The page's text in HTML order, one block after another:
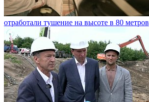
отработали тушение на высоте в 80 метров